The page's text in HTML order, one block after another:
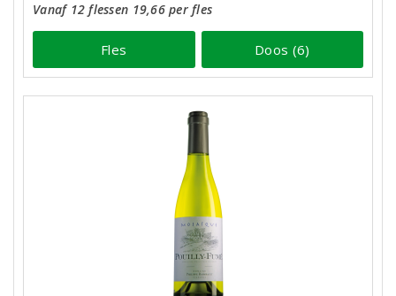
Vanaf 12 flessen 19,66 per fles
Fles Doos (6)